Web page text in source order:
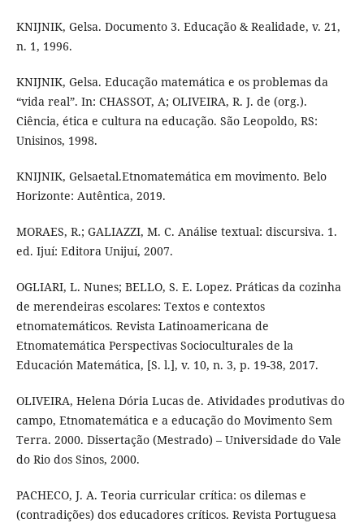
KNIJNIK, Gelsa. Documento 3. Educação & Realidade, v. 21,
n. 1, 1996.
KNIJNIK, Gelsa. Educação matemática e os problemas da
“vida real”. In: CHASSOT, A; OLIVEIRA, R. J. de (org.).
Ciência, ética e cultura na educação. São Leopoldo, RS:
Unisinos, 1998.
KNIJNIK, Gelsaetal.Etnomatemática em movimento. Belo
Horizonte: Autêntica, 2019.
MORAES, R.; GALIAZZI, M. C. Análise textual: discursiva. 1.
ed. Ijuí: Editora Unijuí, 2007.
OGLIARI, L. Nunes; BELLO, S. E. Lopez. Práticas da cozinha
de merendeiras escolares: Textos e contextos
etnomatemáticos. Revista Latinoamericana de
Etnomatemática Perspectivas Socioculturales de la
Educación Matemática, [S. l.], v. 10, n. 3, p. 19-38, 2017.
OLIVEIRA, Helena Dória Lucas de. Atividades produtivas do
campo, Etnomatemática e a educação do Movimento Sem
Terra. 2000. Dissertação (Mestrado) – Universidade do Vale
do Rio dos Sinos, 2000.
PACHECO, J. A. Teoria curricular crítica: os dilemas e
(contradições) dos educadores críticos. Revista Portuguesa